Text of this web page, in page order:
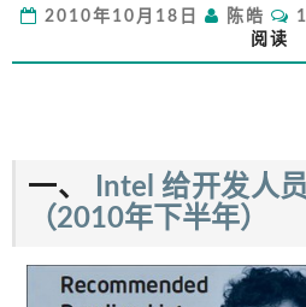
常
不
2010年10月18日 陈皓
阅读
一、
Intel 给开发人
（2010年下半年）